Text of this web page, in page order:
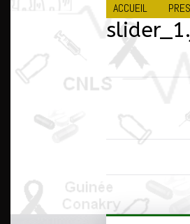
ACCUEIL